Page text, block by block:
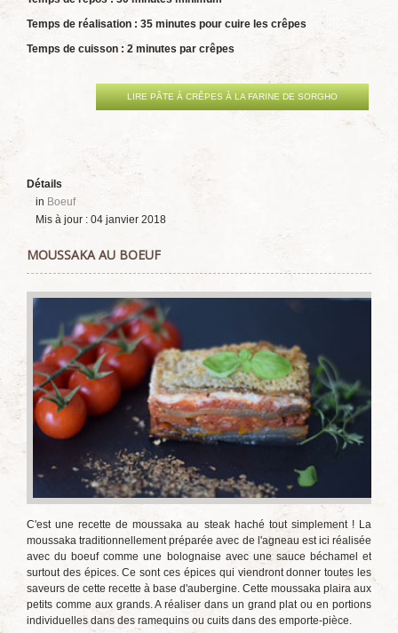
Temps de réalisation : 35 minutes pour cuire les crêpes
Temps de cuisson : 2 minutes par crêpes
LIRE PÂTE À CRÊPES À LA FARINE DE SORGHO
Détails
in Boeuf
Mis à jour : 04 janvier 2018
MOUSSAKA AU BOEUF
C'est une recette de moussaka au steak haché tout simplement ! La
moussaka traditionnellement préparée avec de l'agneau est ici réalisée
avec du boeuf comme une bolognaise avec une sauce béchamel et
surtout des épices. Ce sont ces épices qui viendront donner toutes les
saveurs de cette recette à base d'aubergine. Cette moussaka plaira aux
petits comme aux grands. A réaliser dans un grand plat ou en portions
individuelles dans des ramequins ou cuits dans des emporte-pièce.